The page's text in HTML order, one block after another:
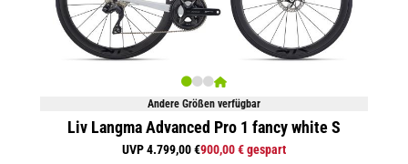
Andere Größen verfügbar
Liv Langma Advanced Pro 1 fancy white S
UVP 4.799,00 €900,00 € gespart